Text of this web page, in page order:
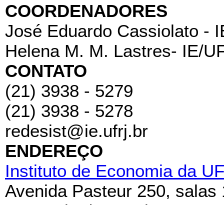
COORDENADORES
José Eduardo Cassiolato -
Helena M. M. Lastres- IE/
CONTATO
(21) 3938 - 5279
(21) 3938 - 5278
redesist@ie.ufrj.br
ENDEREÇO
Instituto de Economia da
Avenida Pasteur 250, salas